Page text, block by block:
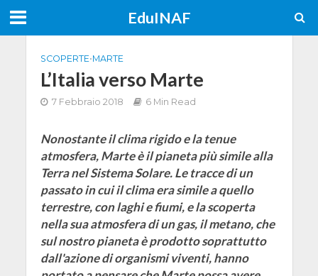
EduINAF
SCOPERTE•MARTE
L’Italia verso Marte
7 Febbraio 2018 6 Min Read
Nonostante il clima rigido e la tenue
atmosfera, Marte è il pianeta più simile alla
Terra nel Sistema Solare. Le tracce di un
passato in cui il clima era simile a quello
terrestre, con laghi e fiumi, e la scoperta
nella sua atmosfera di un gas, il metano, che
sul nostro pianeta è prodotto soprattutto
dall'azione di organismi viventi, hanno